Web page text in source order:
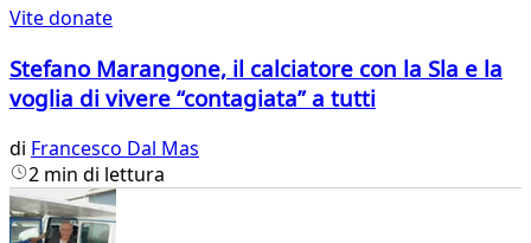
Vite donate
Stefano Marangone, il calciatore con la Sla e la
voglia di vivere “contagiata” a tutti
di Francesco Dal Mas
2 min di lettura